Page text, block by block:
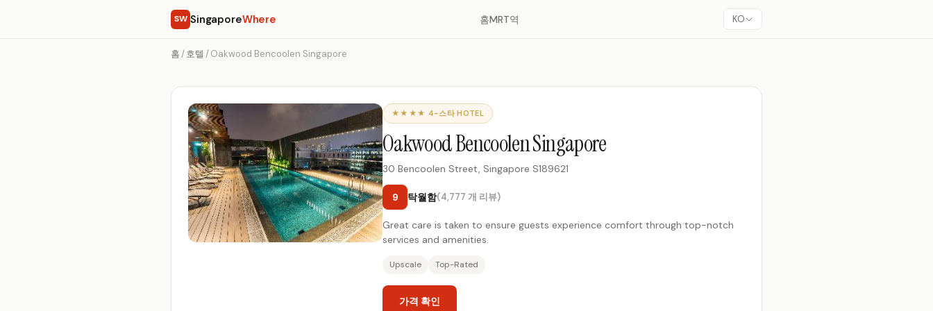
SW SingaporeWhere 홈MRT역 KO
홈 /호텔 /Oakwood Bencoolen Singapore
★★★★ 4-스타 HOTEL
Oakwood Bencoolen Singapore
30 Bencoolen Street, Singapore S189621
9 탁월함(4,777 개 리뷰)
Great care is taken to ensure guests experience comfort through top-notch
services and amenities.
Upscale Top-Rated
가격 확인